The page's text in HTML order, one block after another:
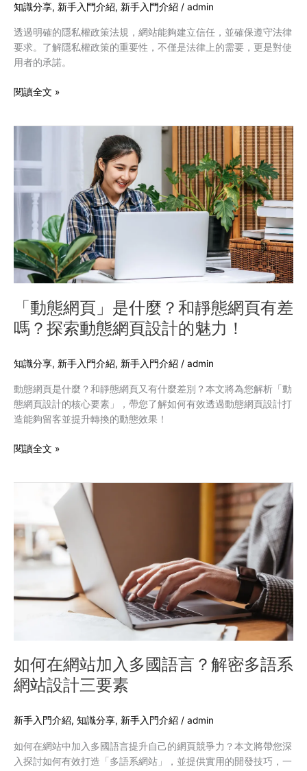
知識分享, 新手入門介紹, 新手入門介紹 / admin
透過明確的隱私權政策法規，網站能夠建立信任，並確保遵守法律
要求。了解隱私權政策的重要性，不僅是法律上的需要，更是對使
用者的承諾。
的
要
性
與
定
要
的
要
閱讀全文 »
「動態網頁」是什麼？和靜態網頁有差
嗎？探索動態網頁設計的魅力！
知識分享, 新手入門介紹, 新手入門介紹 / admin
動態網頁是什麼？和靜態網頁又有什麼差別？本文將為您解析「動
態網頁設計的核心要素」，帶您了解如何有效透過動態網頁設計打
造能夠留客並提升轉換的動態效果！
網
是
什
麼？
和
靜
態
網
差
探
動
態
網
設
的
閱讀全文 »
如何在網站加入多國語言？解密多語系
網站設計三要素
新手入門介紹, 知識分享, 新手入門介紹 / admin
如何在網站中加入多國語言提升自己的網頁競爭力？本文將帶您深
入探討如何有效打造「多語系網站」，並提供實用的開發技巧，一
在
網
站
多
解
密
多
系
站
設